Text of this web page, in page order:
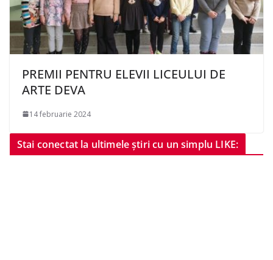
PREMII PENTRU ELEVII LICEULUI DE
ARTE DEVA
14 februarie 2024
Stai conectat la ultimele știri cu un simplu LIKE: